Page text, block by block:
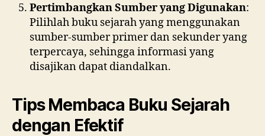
Pertimbangkan Sumber yang Digunakan:
Pilihlah buku sejarah yang menggunakan
sumber-sumber primer dan sekunder yang
terpercaya, sehingga informasi yang
disajikan dapat diandalkan.
Tips Membaca Buku Sejarah
dengan Efektif